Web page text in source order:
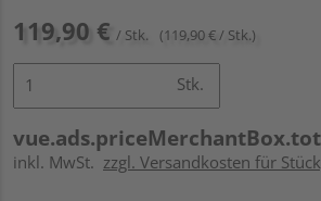
119,90 € / Stk. (119,90 € / Stk.)
Stk.
inkl. MwSt. zzgl. Versandkosten für